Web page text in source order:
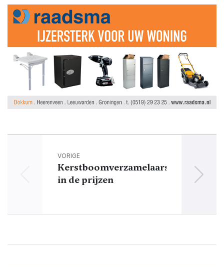
VORIGE
Kerstboomverzamelaars
in de prijzen